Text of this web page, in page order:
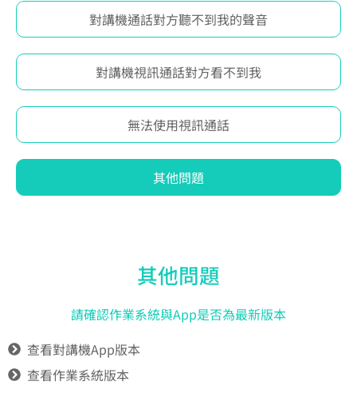
對講機通話對方聽不到我的聲音
對講機視訊通話對方看不到我
無法使用視訊通話
其他問題
其他問題
請確認作業系統與App是否為最新版本
查看對講機App版本
查看作業系統版本